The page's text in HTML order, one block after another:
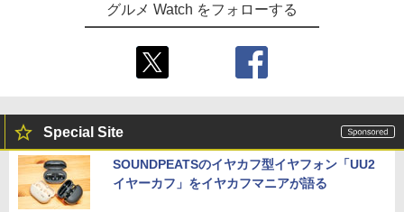
グルメ Watch をフォローする
Special Site
SOUNDPEATSのイヤカフ型イヤフォン「UU2
イヤーカフ」をイヤカフマニアが語る